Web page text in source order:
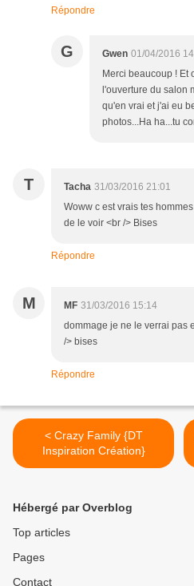
Répondre
G Gwen 01/04/2016
Merci beaucoup ! Et
l'ouverture du salon
qu'en vrai et j'ai eu
photos...Ha ha...tu
T Tacha 31/03/2016 21:01
Woww c est vrais tes
de le voir <br /> Bises
Répondre
M MF 31/03/2016 15:14
dommage je ne le verrai pas
/> bises
Répondre
< Crazy Family {DT
Inspiration Création}
Hébergé par Overblog
Top articles
Pages
Contact